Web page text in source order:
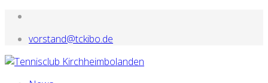
vorstand@tckibo.de